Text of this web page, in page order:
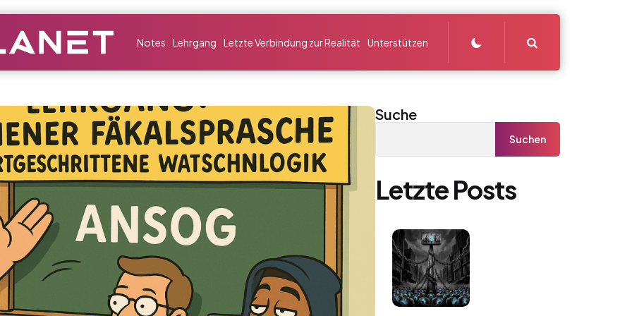
Notes Lehrgang Letzte Verbindung zur Realität Unterstützen
Suche
Suchen
Letzte Posts